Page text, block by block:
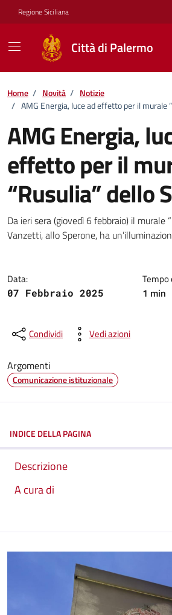
Vai ai contenuti
Vai al footer
Regione Siciliana
Città di Palermo
Home / Novità / Notizie
/ AMG Energia, luce ad effetto per il murale
AMG Energia,
effetto per il
“Rusulia” dello
Dettagli della
Da ieri sera (giovedì 6 febbraio) il murale
Vanzetti, allo Sperone, ha
Data:
07 Febbraio 2025
Tempo
1 min
Condividi Vedi azioni
Argomenti
Comunicazione istituzionale
INDICE DELLA PAGINA
Descrizione
A cura di